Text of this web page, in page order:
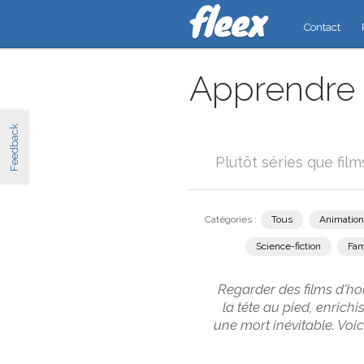
Feedback
Contact
Apprendre
Plutôt séries que
Catégories : Tous Animation
Science-fiction
Regarder des films
la tête au pied,
une mort inévitable.